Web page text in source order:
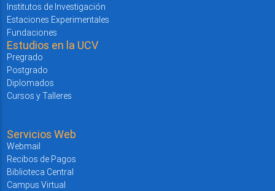
Institutos de Investigación
Estaciones Experimentales
Fundaciones
Estudios en la UCV
Pregrado
Postgrado
Diplomados
Cursos y Talleres
Servicios Web
Webmail
Recibos de Pagos
Biblioteca Central
Campus Virtual